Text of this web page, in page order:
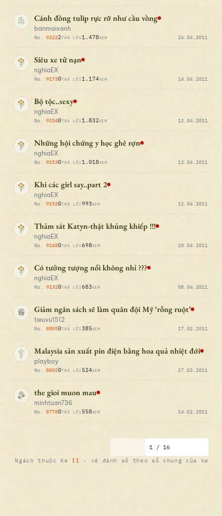
No. 9222
Cánh đồng tulip rực rỡ như cầu vồng
banmaixanh
2TRẢ LỜI 1.478XEM 26.04.2011
No. 9173
Siêu xe tử nạn
nghiaEX
0TRẢ LỜI 1.174XEM 14.04.2011
No. 9154
Bộ tộc..sexy
nghiaEX
0TRẢ LỜI 1.832XEM 12.04.2011
No. 9153
Những hội chứng y học ghê rợn
nghiaEX
0TRẢ LỜI 1.018XEM 12.04.2011
No. 9152
Khi các girl say..part 2
nghiaEX
0TRẢ LỜI 993XEM 12.04.2011
No. 9148
Thảm sát Katyn-thật khủng khiếp !!!
nghiaEX
0TRẢ LỜI 698XEM 10.04.2011
No. 9132
Có tưởng tượng nổi không nhỉ ???
nghiaEX
0TRẢ LỜI 683XEM 08.04.2011
No. 8805
Giảm ngân sách sẽ làm quân đội Mỹ ‘rỗng ruột’
tieuvu1512
0TRẢ LỜI 385XEM 17.02.2011
No. 8802
Malaysia sản xuất pin điện bằng hoa quả nhiệt đới
playboy
0TRẢ LỜI 524XEM 17.02.2011
No. 8778
the gioi muon mau
minhtuan736
0TRẢ LỜI 558XEM 14.02.2011
1 / 16
Ngách thuộc KeII · vé đánh số theo sổ chung của ke